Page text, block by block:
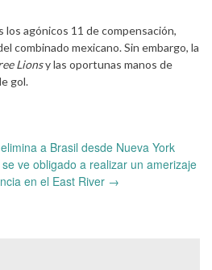
los agónicos 11 de compensación,
combinado mexicano. Sin embargo, la
Lionsy las oportunas manos de
gol.
a Brasil desde Nueva York
ve obligado a realizar un amerizaje
en el East River →